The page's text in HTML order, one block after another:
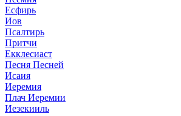
Есфирь
Иов
Псалтирь
Притчи
Екклесиаст
Песня Песней
Исаия
Иеремия
Плач Иеремии
Иезекииль